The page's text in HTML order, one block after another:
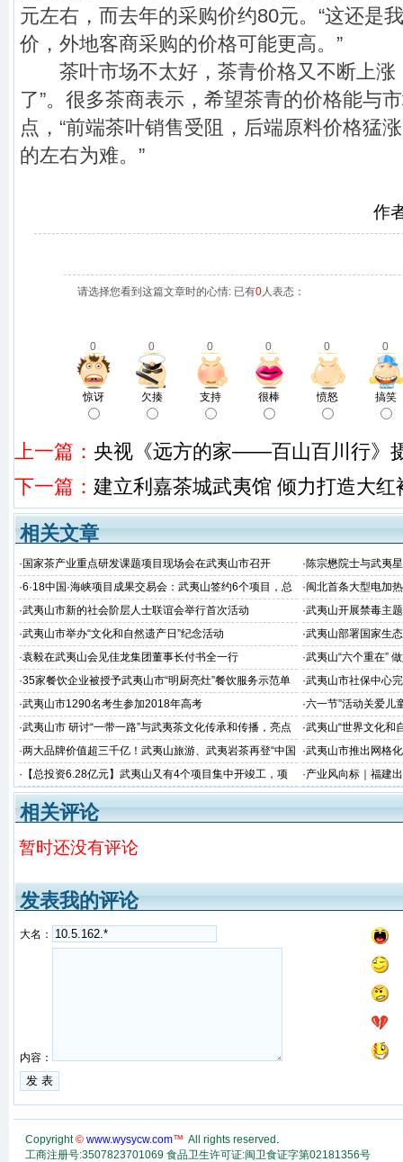
元左右，而去年的采购价约80元。“这还是
价，外地客商采购的价格可能更高。”
茶叶市场不太好，茶青价格又不断上涨
了”。很多茶商表示，希望茶青的价格能与
点，“前端茶叶销售受阻，后端原料价格猛
的左右为难。”
作
请选择您看到这篇文章时的心情: 已有0人表态：
0 0 0 0 0 0
惊讶 欠揍 支持 很棒 愤怒 搞笑
上一篇： 央视《远方的家——百山百川行》
下一篇： 建立利嘉茶城武夷馆 倾力打造大红
相关文章
· 国家茶产业重点研发课题项目现场会在武夷山市召开 ·陈宗懋院士与武夷
·6·18中国·海峡项目成果交易会：武夷山签约6个项目，总
金额51.38亿
·闽北首条大型电加
建成并顺利通过福
·武夷山市新的社会阶层人士联谊会举行首次活动 ·武夷山开展禁毒主
·武夷山市举办“文化和自然遗产日”纪念活动 ·武夷山部署国家生
·袁毅在武夷山会见佳龙集团董事长付书全一行 ·武夷山“六个重在”
·35家餐饮企业被授予武夷山市“明厨亮灶”餐饮服务示范单
位
·武夷山市社保中心
·武夷山市1290名考生参加2018年高考 ·六一节”活动关爱儿
·武夷山市 研讨“一带一路”与武夷茶文化传承和传播，亮点
看这里~
·武夷山“世界文化和
·两大品牌价值超三千亿！武夷山旅游、武夷岩茶再登“中国
品牌价值评价”榜
·武夷山市推出网格
· 【总投资6.28亿元】武夷山又有4个项目集中开竣工，项
目涉及茶旅、交通、美丽乡村建设...
·产业风向标｜福建
向千亿目标！
相关评论
暂时还没有评论
发表我的评论
大名：
内容：
Copyright© www.wysycw.com™ All rights reserved .
工商注册号:3507823701069 食品卫生许可证:闽卫食证字第02181356号